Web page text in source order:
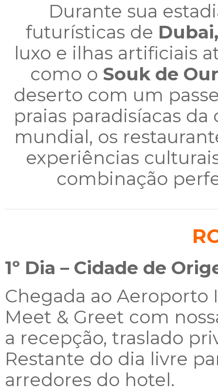
Durante sua
futurísticas de Dubai,
luxo e ilhas artificiais
como o Souk de
deserto com um
praias paradisíacas
mundial, os
experiências
combinação
1º Dia – Cidade de
Chegada ao
Meet & Greet com
a recepção, traslado
Restante do dia livre
arredores do hotel.